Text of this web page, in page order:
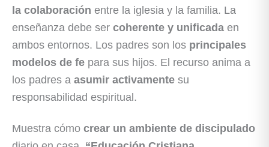
la colaboración entre la iglesia y la familia. La
enseñanza debe ser coherente y unificada en
ambos entornos. Los padres son los principales
modelos de fe para sus hijos. El recurso anima a
los padres a asumir activamente su
responsabilidad espiritual.
Muestra cómo crear un ambiente de discipulado